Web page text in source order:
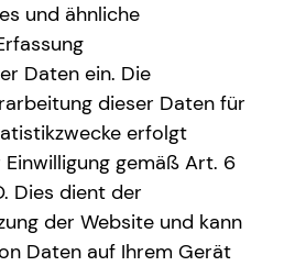
und ähnliche
Daten ein. Die
dieser Daten für
erfolgt
gemäß Art. 6
Dies dient der
der Website und kann
Daten auf Ihrem Gerät